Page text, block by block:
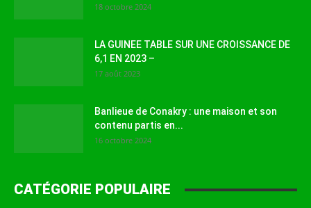
18 octobre 2024
LA GUINEE TABLE SUR UNE CROISSANCE DE
6,1 EN 2023 –
17 août 2023
Banlieue de Conakry : une maison et son
contenu partis en...
16 octobre 2024
CATÉGORIE POPULAIRE